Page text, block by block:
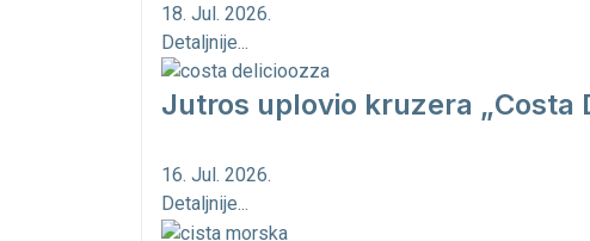
18. Jul. 2026.
Detaljnije...
Jutros uplovio kruzera „Costa
16. Jul. 2026.
Detaljnije...